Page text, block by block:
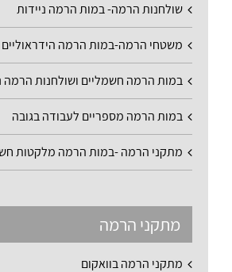
שולחנות הרמה- במות הרמה ניידות
משטחי הרמה-במות הרמה
במות הרמה חשמליים ושולחנות הרמה
במות הרמה מספריים לעבודה בגובה
מתקני הרמה -במות הרמה מלקטות
מתקני הרמה
מתקני הרמה בוואקום